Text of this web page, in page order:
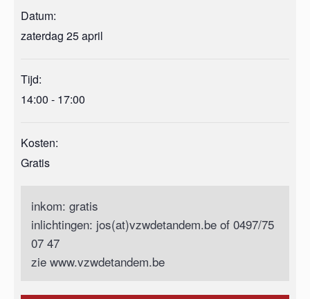
Datum:
zaterdag 25 april
Tijd:
14:00 - 17:00
Kosten:
Gratis
inkom: gratis
inlichtingen: jos(at)vzwdetandem.be of 0497/75
07 47
zie www.vzwdetandem.be